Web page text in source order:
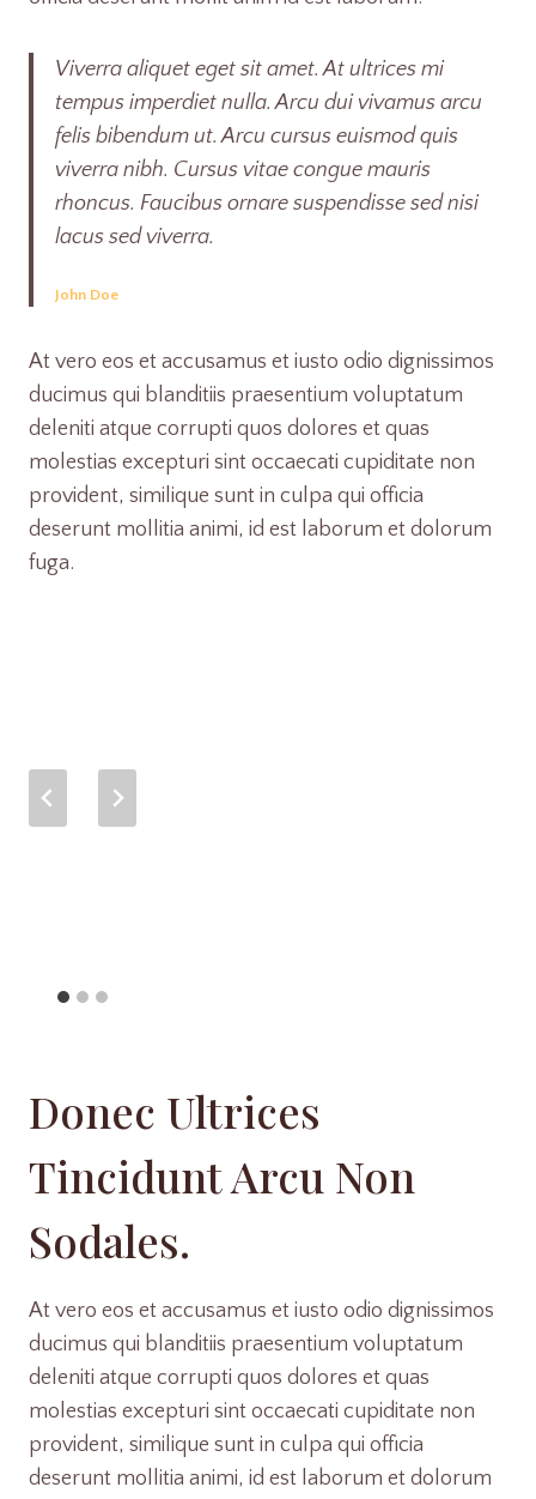
Viverra aliquet eget sit amet. At ultrices mi
tempus imperdiet nulla. Arcu dui vivamus arcu
felis bibendum ut. Arcu cursus euismod quis
viverra nibh. Cursus vitae congue mauris
rhoncus. Faucibus ornare suspendisse sed nisi
lacus sed viverra.
John Doe
At vero eos et accusamus et iusto odio dignissimos
ducimus qui blanditiis praesentium voluptatum
deleniti atque corrupti quos dolores et quas
molestias excepturi sint occaecati cupiditate non
provident, similique sunt in culpa qui officia
deserunt mollitia animi, id est laborum et dolorum
fuga.
Donec Ultrices
Tincidunt Arcu Non
Sodales.
At vero eos et accusamus et iusto odio dignissimos
ducimus qui blanditiis praesentium voluptatum
deleniti atque corrupti quos dolores et quas
molestias excepturi sint occaecati cupiditate non
provident, similique sunt in culpa qui officia
deserunt mollitia animi, id est laborum et dolorum